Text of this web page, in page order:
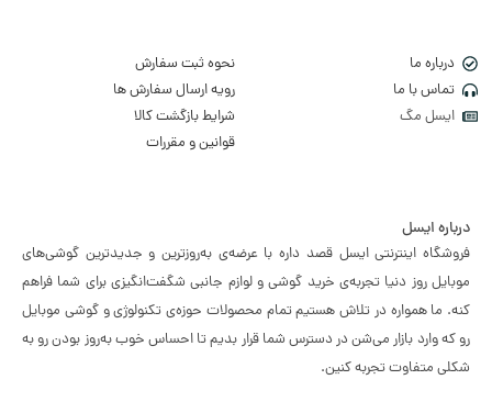
درباره ما
تماس با ما
ایسل مگ
نحوه ثبت سفارش
رویه ارسال سفارش ها
شرایط بازگشت کالا
قوانین و مقررات
درباره ایسل
فروشگاه اینترنتی ایسل قصد داره با عرضه‌ی به‌روزترین و جدیدترین گوشی‌های
موبایل روز دنیا تجربه‌ی خرید گوشی و لوازم جانبی شگفت‌انگیزی برای شما فراهم
کنه. ما همواره در تلاش هستیم تمام محصولات حوزه‌ی تکنولوژی و گوشی موبایل
رو که وارد بازار می‌شن در دسترس شما قرار بدیم تا احساس خوب به‌روز بودن رو به
شکلی متفاوت تجربه کنین.